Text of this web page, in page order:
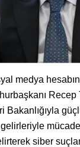
medya
Recep
Bakanlığıyla
siber